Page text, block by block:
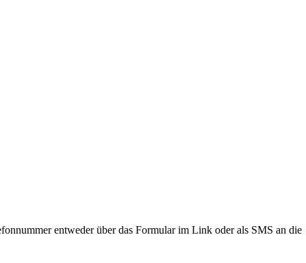
entweder über das Formular im Link oder als SMS an die